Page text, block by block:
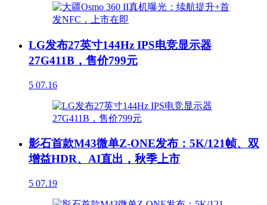
LG发布27英寸144Hz IPS电竞显示器
27G411B，售价799元
5 07.16
影石首款M43微单Z-ONE发布：5K/121帧、双
增益HDR、AI直出，秋季上市
5 07.19